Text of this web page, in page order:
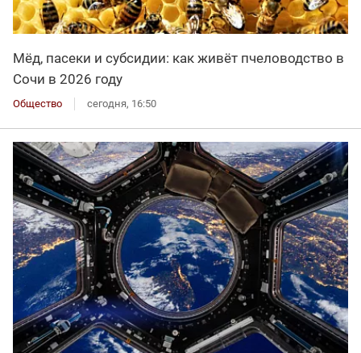
Мёд, пасеки и субсидии: как живёт пчеловодство в
Сочи в 2026 году
Общество сегодня, 16:50